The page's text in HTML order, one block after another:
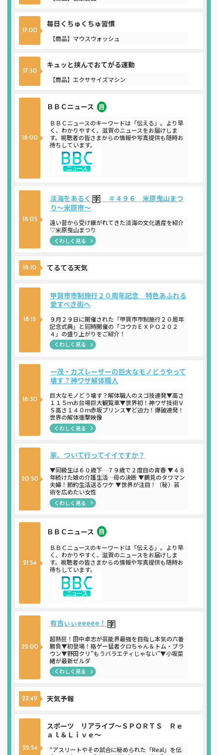
17:00
毎日くちゅくちゅ習慣
【商品】マウスウォッシュ
17:30
キュッと挟んでおてがる運動
【商品】エクササイズマシン
18:00
ＢＢＣニュース
ＢＢＣニュースのキーワードは「伝える」。より早
く、わかりやすく、滋賀のニュースをお届けしま
す。視聴者の皆さまからの情報や写真提供も随時お
待ちしています。
18:05
淡海をあるく
＃４９６ 米原曳山まつ
り～米原市～
遠い昔から受け継がれてきた淡海の文化遺産を紹介
▽米原曳山まつり
くわしく見る
18:10 てるてる天気
18:15
甲賀市市制施行２０周年記念 特色あふれる
愛すべき街へ
９月２９日に開催された「甲賀市市制施行２０周年
記念式典」と同時開催の「コウカＥＸＰＯ２０２
４」の盛り上がりをご紹介！
くわしく見る
18:30
一茂・カズレーザーの巨大なモノどうやって
壊す？神ワザ解体職人
巨大なモノどう壊す？解体職人のスゴ技連発▼高さ
１１５ｍお台場巨大観覧車▼世界初！神ワザ技術Ｖ
Ｓ高さ１４０ｍ赤坂プリンス▼ど迫力！爆破連発！
世界の解体衝撃映像
くわしく見る
20:50
家、ついて行ってイイですか？
▼同級生は６０歳下…７９歳で２度目の青春 ▼４８
年続けた娘の介護生活…母の決断 ▼鶴見のタワマン
夫婦！節約生活送るワケ ▼世界が注目！（秘）芸
術を広めたい女性
くわしく見る
21:54
ＢＢＣニュース
ＢＢＣニュースのキーワードは「伝える」。より早
く、わかりやすく、滋賀のニュースをお届けしま
す。視聴者の皆さまからの情報や写真提供も随時お
待ちしています。
22:00
有吉ぃぃeeeee！
超熱狂！田中卓志が芸能界最強を目指し本気の六番
勝負▼初登場！格ゲー猛者クロちゃん＆トム・ブラ
ウン▼野田クリ”もうバラエティじゃない”▼小坂菜
緒が最新ゼルダ
くわしく見る
22:49 天気予報
22:54
スポーツ リアライブ～ＳＰＯＲＴＳ Ｒｅ
ａｌ＆Ｌｉｖｅ～
“アスリートやその試合に秘められた「Real」を伝